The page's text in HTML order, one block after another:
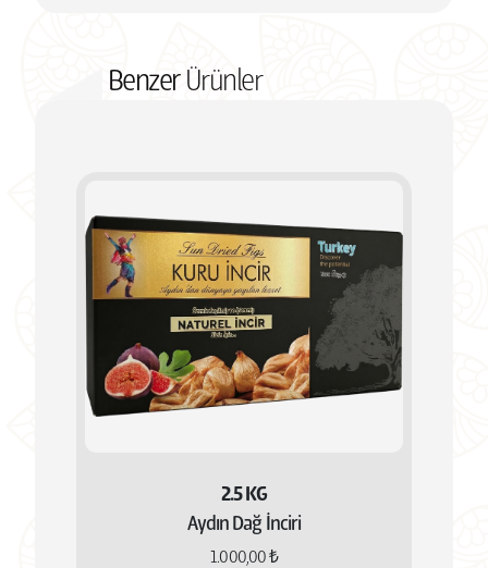
Ürünlerimiz hijyenik koşullarda paketlenerek
kuru ve güneş ışığından uzak bir ortamda muhafaza edilmesi
tavsiye edilir.
BenzerÜrünler
2.5 KG
Aydın Dağ İnciri
1.000,00 ₺